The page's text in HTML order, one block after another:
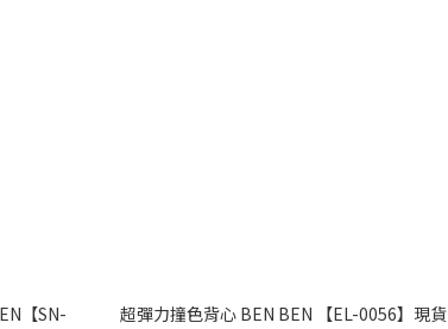
【SN-
超彈力撞色背心 BEN BEN 【EL-0056】現貨